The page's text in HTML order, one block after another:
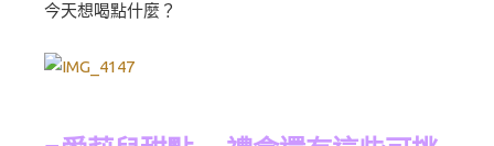
今天想喝點什麼？